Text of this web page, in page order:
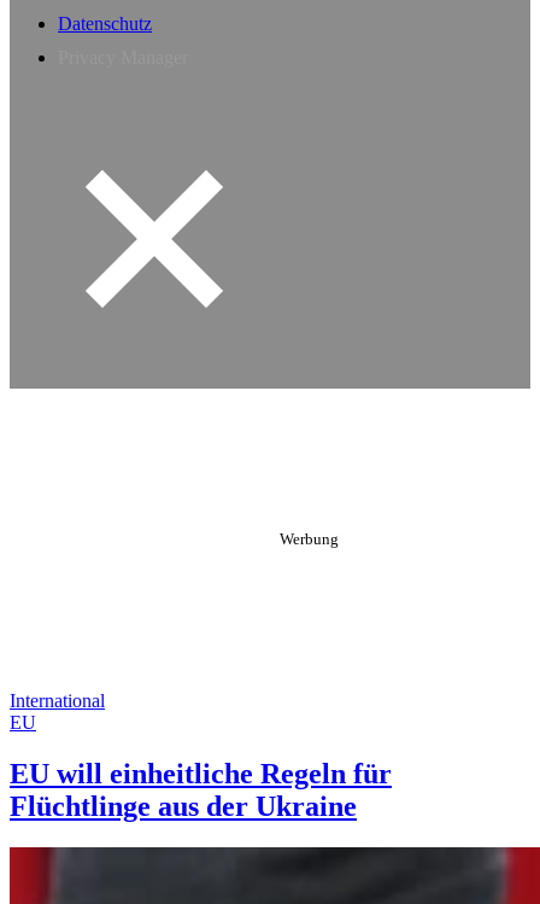
Datenschutz
International
EU
EU will einheitliche Regeln für
Flüchtlinge aus der Ukraine